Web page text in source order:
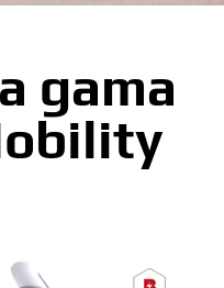
gama